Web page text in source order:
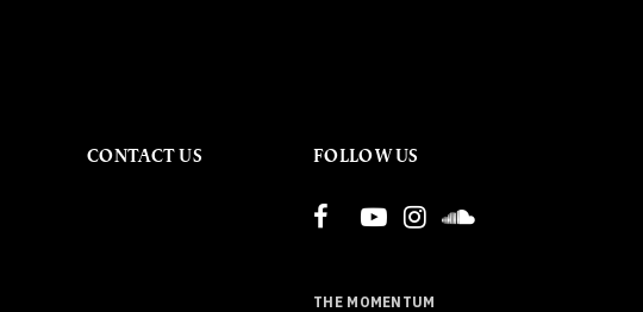
CONTACT US FOLLOW US
THE MOMENTUM